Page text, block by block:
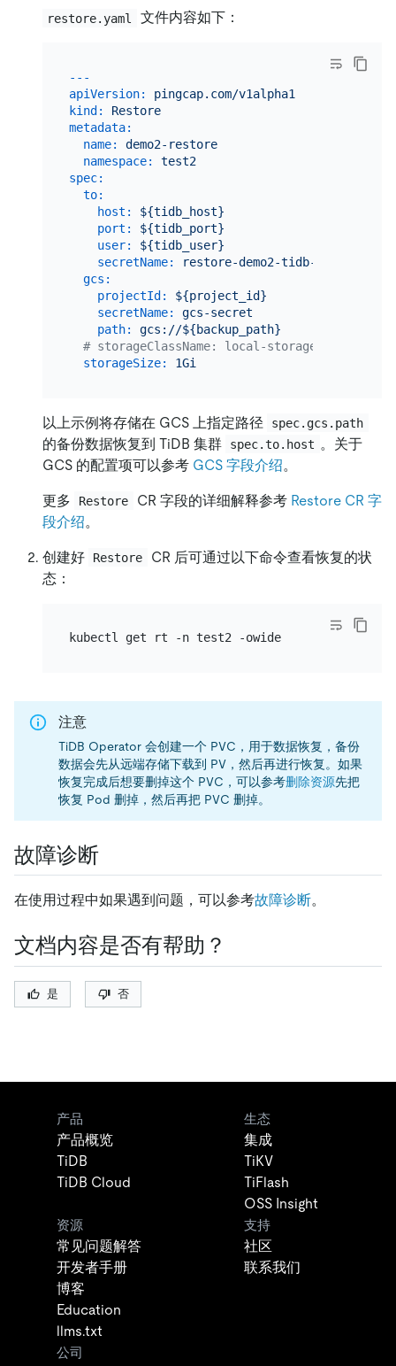
restore.yaml 文件内容如下：
---
apiVersion:
pingcap.com/v1alpha1
kind:
Restore
metadata:
name:
demo2-restore
namespace:
test2
spec:
to:
host:
${tidb_host}
port:
${tidb_port}
user:
${tidb_user}
secretName:
restore-demo2-tidb-secret
gcs:
projectId:
${project_id}
secretName:
gcs-secret
path:
gcs://${backup_path}
# storageClassName: local-storage
storageSize:
1Gi
以上示例将存储在 GCS 上指定路径 spec.gcs.path
的备份数据恢复到 TiDB 集群 spec.to.host 。关于
GCS 的配置项可以参考 GCS 字段介绍。
更多 Restore CR 字段的详细解释参考 Restore CR 字
段介绍。
创建好 Restore
CR 后可通过以下命令查看恢复的状
态：
kubectl get rt -n test2 -owide
注意
TiDB Operator 会创建一个 PVC，用于数据恢复，备份
数据会先从远端存储下载到 PV，然后再进行恢复。如果
恢复完成后想要删掉这个 PVC，可以参考删除资源先把
恢复 Pod 删掉，然后再把 PVC 删掉。
故障诊断
在使用过程中如果遇到问题，可以参考故障诊断。
文档内容是否有帮助？
是 否
产品
产品概览
TiDB
TiDB Cloud
生态
集成
TiKV
TiFlash
OSS Insight
资源
常见问题解答
开发者手册
博客
Education
llms.txt
支持
社区
联系我们
公司